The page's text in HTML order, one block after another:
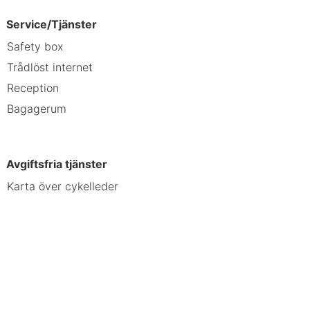
Museum - 18,4 km St
Museum - 18,4 km Augenblick
Gate Tower - 22,6 km
Nürnberg (NUE,
Service/Tjänster
Safety box
Trådlöst internet
Reception
Bagagerum
Avgiftsfria tjänster
Karta över cykelleder